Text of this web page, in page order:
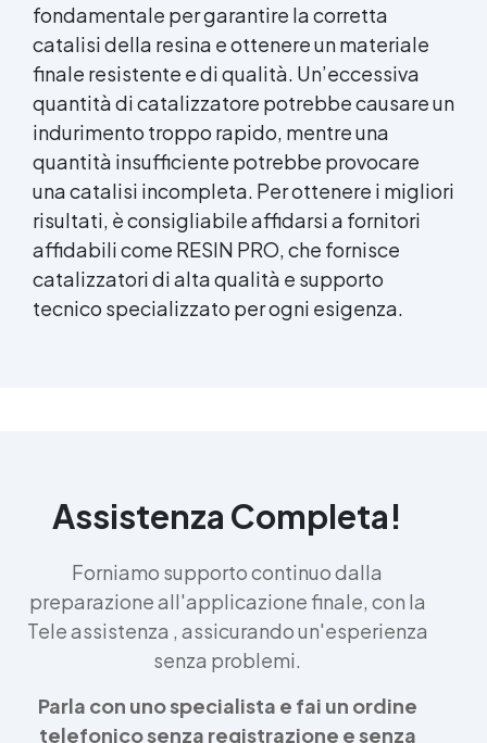
fondamentale per garantire la corretta
catalisi della resina e ottenere un materiale
finale resistente e di qualità. Un’eccessiva
quantità di catalizzatore potrebbe causare un
indurimento troppo rapido, mentre una
quantità insufficiente potrebbe provocare
una catalisi incompleta. Per ottenere i migliori
risultati, è consigliabile affidarsi a fornitori
affidabili come RESIN PRO, che fornisce
catalizzatori di alta qualità e supporto
tecnico specializzato per ogni esigenza.
Assistenza Completa!
Forniamo supporto continuo dalla
preparazione all'applicazione finale, con la
Tele assistenza , assicurando un'esperienza
senza problemi.
Parla con uno specialista e fai un ordine
telefonico senza registrazione e senza